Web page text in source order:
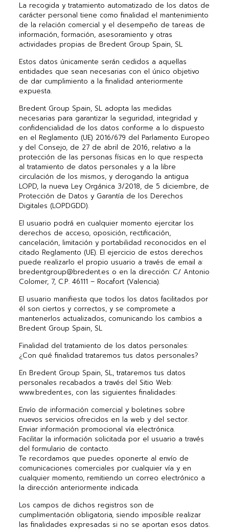
La recogida y tratamiento automatizado de los datos de
carácter personal tiene como finalidad el mantenimiento
de la relación comercial y el desempeño de tareas de
información, formación, asesoramiento y otras
actividades propias de Bredent Group Spain, SL
Estos datos únicamente serán cedidos a aquellas
entidades que sean necesarias con el único objetivo
de dar cumplimiento a la finalidad anteriormente
expuesta.
Bredent Group Spain, SL adopta las medidas
necesarias para garantizar la seguridad, integridad y
confidencialidad de los datos conforme a lo dispuesto
en el Reglamento (UE) 2016/679 del Parlamento Europeo
y del Consejo, de 27 de abril de 2016, relativo a la
protección de las personas físicas en lo que respecta
al tratamiento de datos personales y a la libre
circulación de los mismos, y derogando la antigua
LOPD, la nueva Ley Orgánica 3/2018, de 5 diciembre, de
Protección de Datos y Garantía de los Derechos
Digitales (LOPDGDD).
El usuario podrá en cualquier momento ejercitar los
derechos de acceso, oposición, rectificación,
cancelación, limitación y portabilidad reconocidos en el
citado Reglamento (UE). El ejercicio de estos derechos
puede realizarlo el propio usuario a través de email a:
bredentgroup@bredent.es o en la dirección: C/ Antonio
Colomer, 7, C.P. 46111 – Rocafort (Valencia).
El usuario manifiesta que todos los datos facilitados por
él son ciertos y correctos, y se compromete a
mantenerlos actualizados, comunicando los cambios a
Bredent Group Spain, SL
Finalidad del tratamiento de los datos personales:
¿Con qué finalidad trataremos tus datos personales?
En Bredent Group Spain, SL, trataremos tus datos
personales recabados a través del Sitio Web:
www.bredent.es, con las siguientes finalidades:
Envío de información comercial y boletines sobre
nuevos servicios ofrecidos en la web y del sector.
Enviar información promocional vía electrónica.
Facilitar la información solicitada por el usuario a través
del formulario de contacto.
Te recordamos que puedes oponerte al envío de
comunicaciones comerciales por cualquier vía y en
cualquier momento, remitiendo un correo electrónico a
la dirección anteriormente indicada.
Los campos de dichos registros son de
cumplimentación obligatoria, siendo imposible realizar
las finalidades expresadas si no se aportan esos datos.